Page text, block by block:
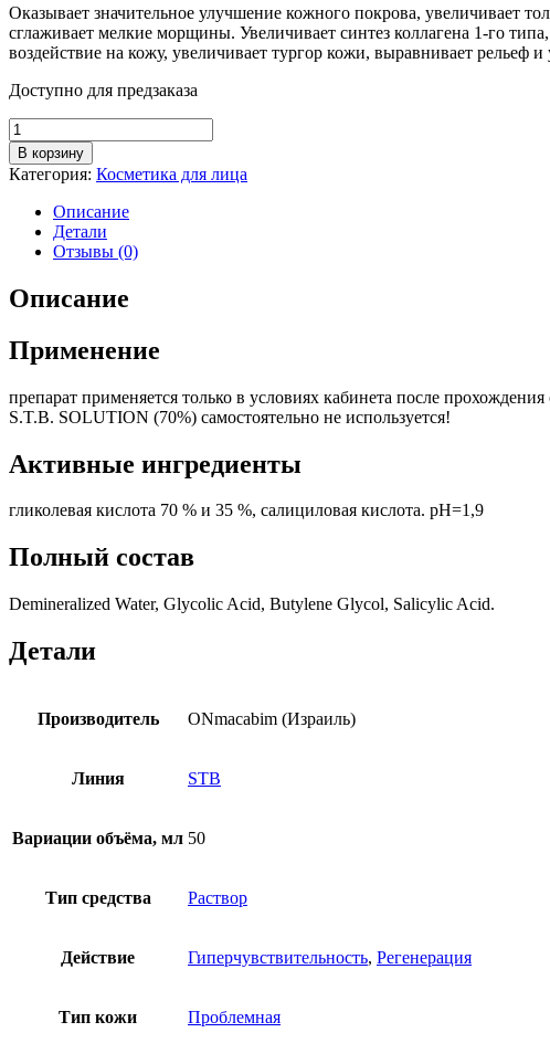
Оказывает значительное улучшение кожного покрова, увеличивает
сглаживает мелкие морщины. Увеличивает синтез коллагена 1-го
воздействие на кожу, увеличивает тургор кожи, выравнивает рельеф
Доступно для предзаказа
Количество
товара
STB-
2
Раствор
гликолевой
кислоты
В корзину
Категория: Косметика для лица
Описание
Детали
Отзывы (0)
Описание
Применение
препарат применяется только в условиях кабинета после
S.T.B. SOLUTION (70%) самостоятельно не используется!
Активные ингредиенты
гликолевая кислота 70 % и 35 %, салициловая кислота. pH=1,9
Полный состав
Demineralized Water, Glycolic Acid, Butylene Glycol, Salicylic Acid.
Детали
Производитель ONmacabim (Израиль)
Линия STB
Вариации объёма, мл 50
Тип средства Раствор
Действие Гиперчувствительность, Регенерация
Тип кожи Проблемная